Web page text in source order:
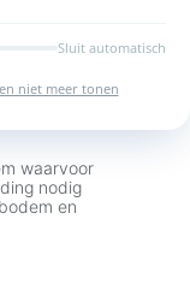
Deze
waarvoor
nodig
en